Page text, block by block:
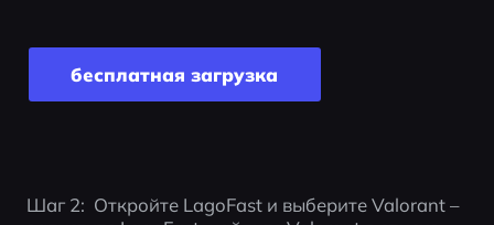
бесплатная загрузка
Шаг 2:  Откройте LagoFast и выберите Valorant –